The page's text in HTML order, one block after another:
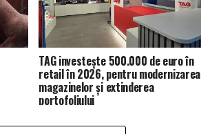
TAG investește 500.000 de euro în
retail în 2026, pentru modernizarea
magazinelor și extinderea
portofoliului